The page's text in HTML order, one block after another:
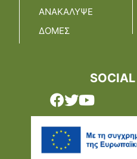
ΑΝΑΚΑΛΥΨΕ
ΔΟΜΕΣ